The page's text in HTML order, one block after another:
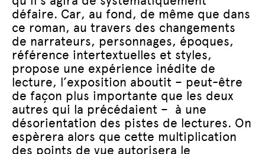
défaire. Car, au fond, de même que dans
ce roman, au travers des changements
de narrateurs, personnages, époques,
référence intertextuelles et styles,
propose une expérience inédite de
lecture, l’exposition aboutit – peut-être
de façon plus importante que les deux
autres qui la précédaient – à une
désorientation des pistes de lectures. On
espèrera alors que cette multiplication
des points de vue autorisera le